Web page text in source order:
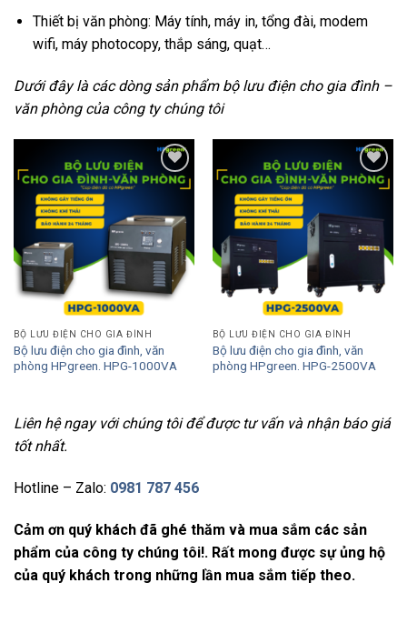
Thiết bị văn phòng: Máy tính, máy in, tổng đài, modem
wifi, máy photocopy, thắp sáng, quạt…
Dưới đây là các dòng sản phẩm bộ lưu điện cho gia đình –
văn phòng của công ty chúng tôi
Add to
BỘ LƯU ĐIỆN CHO GIA ĐÌNH
Bộ lưu điện cho gia đình, văn
phòng HPgreen. HPG-1000VA
Add to
BỘ LƯU ĐIỆN CHO GIA ĐÌNH
Bộ lưu điện cho gia đình, văn
phòng HPgreen. HPG-2500VA
Liên hệ ngay với chúng tôi để được tư vấn và nhận báo giá
tốt nhất.
Hotline – Zalo: 0981 787 456
Cảm ơn quý khách đã ghé thăm và mua sắm các sản
phẩm của công ty chúng tôi!. Rất mong được sự ủng hộ
của quý khách trong những lần mua sắm tiếp theo.